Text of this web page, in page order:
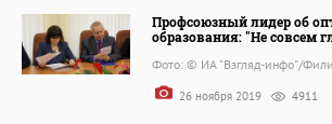
Профсоюзный лидер об
образования: "Не совсем
Фото: © ИА "Взгляд-инфо"/
26 ноября 2019 4911